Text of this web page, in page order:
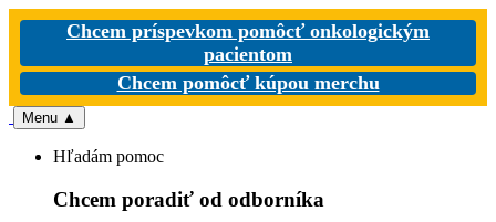
Chcem príspevkom pomôcť onkologickým
pacientom
Chcem pomôcť kúpou merchu
Menu ▲
Hľadám pomoc
Chcem poradiť od odborníka